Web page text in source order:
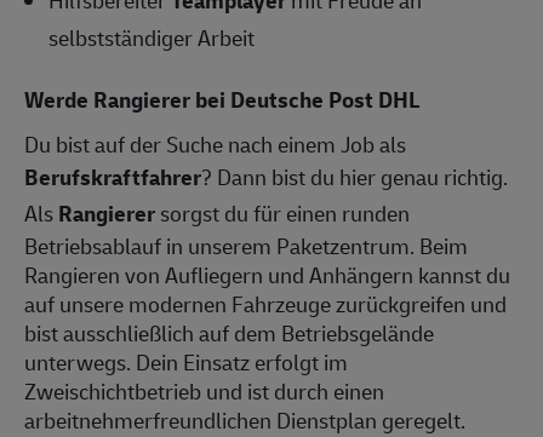
selbstständiger Arbeit
Werde Rangierer bei Deutsche Post DHL
Du bist auf der Suche nach einem Job als
Berufskraftfahrer? Dann bist du hier genau richtig.
AlsRangierersorgst du für einen runden
Betriebsablauf in unserem Paketzentrum. Beim
Rangieren von Aufliegern und Anhängern kannst du
auf unsere modernen Fahrzeuge zurückgreifen und
bist ausschließlich auf dem Betriebsgelände
unterwegs. Dein Einsatz erfolgt im
Zweischichtbetrieb und ist durch einen
arbeitnehmerfreundlichen Dienstplan geregelt.